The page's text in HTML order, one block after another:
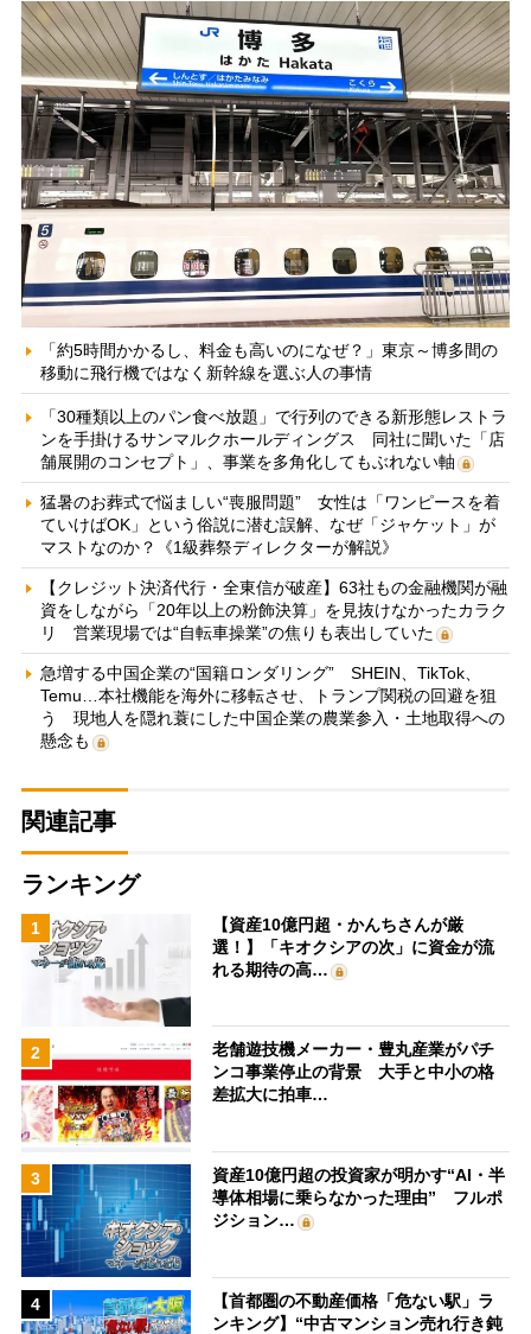
「約5時間かかるし、料金も高いのになぜ？」東京～博多間の
移動に飛行機ではなく新幹線を選ぶ人の事情
「30種類以上のパン食べ放題」で行列のできる新形態レストラ
ンを手掛けるサンマルクホールディングス 同社に聞いた「店
舗展開のコンセプト」、事業を多角化してもぶれない軸
猛暑のお葬式で悩ましい“喪服問題” 女性は「ワンピースを着
ていけばOK」という俗説に潜む誤解、なぜ「ジャケット」が
マストなのか？《1級葬祭ディレクターが解説》
【クレジット決済代行・全東信が破産】63社もの金融機関が融
資をしながら「20年以上の粉飾決算」を見抜けなかったカラク
リ 営業現場では“自転車操業”の焦りも表出していた
急増する中国企業の“国籍ロンダリング” SHEIN、TikTok、
Temu…本社機能を海外に移転させ、トランプ関税の回避を狙
う 現地人を隠れ蓑にした中国企業の農業参入・土地取得への
懸念も
関連記事
ランキング
1
【資産10億円超・かんちさんが厳
選！】「キオクシアの次」に資金が流
れる期待の高…
2
老舗遊技機メーカー・豊丸産業がパチ
ンコ事業停止の背景 大手と中小の格
差拡大に拍車…
3
資産10億円超の投資家が明かす“AI・半
導体相場に乗らなかった理由” フルポ
ジション…
4
【首都圏の不動産価格「危ない駅」ラ
ンキング】“中古マンション売れ行き鈍